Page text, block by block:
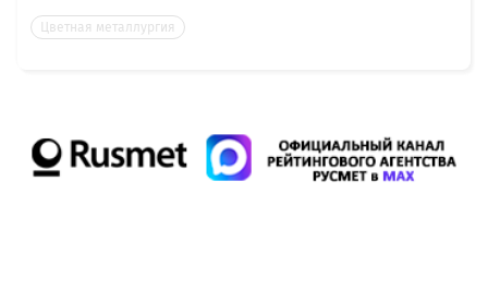
Цветная металлургия